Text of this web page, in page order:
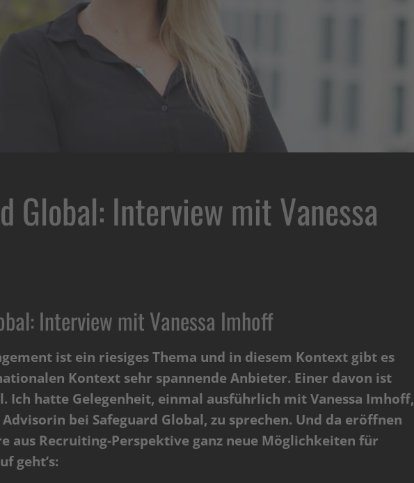
Global: Interview mit Vanessa
Interview mit Vanessa Imhoff
ist ein riesiges Thema und in diesem Kontext gibt es
Kontext sehr spannende Anbieter. Einer davon ist
Ich hatte Gelegenheit, einmal ausführlich mit Vanessa Imhoff,
bei Safeguard Global, zu sprechen. Und da eröffnen
aus Recruiting-Perspektive ganz neue Möglichkeiten für
geht’s: